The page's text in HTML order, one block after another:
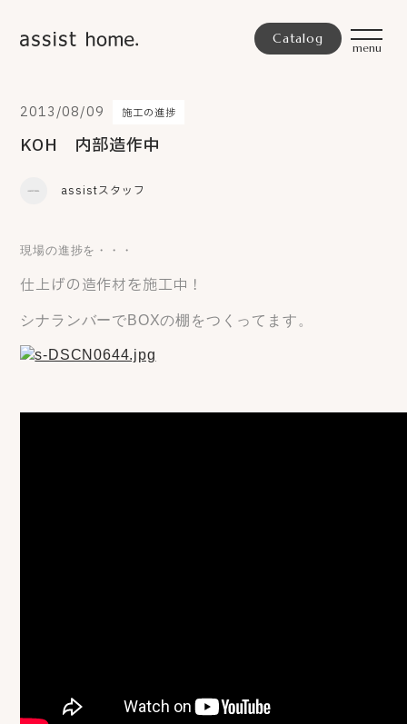
Catalog
2013/08/09 施工の進捗
KOH 内部造作中
assistスタッフ
現場の進捗を・・・
仕上げの造作材を施工中 ！
シナランバーでBOXの棚をつくってます。